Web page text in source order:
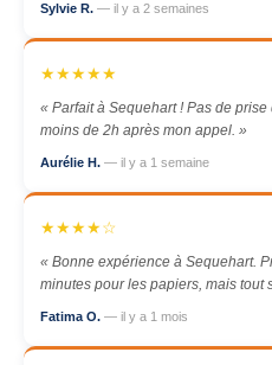
Sylvie R. — il y a 2 semaines
★★★★★
« Parfait à Sequehart ! Pas de
moins de 2h après mon appel. »
Aurélie H. — il y a 1 semaine
★★★★☆
« Bonne expérience à Sequehart.
minutes pour les papiers, mais tout
Fatima O. — il y a 1 mois